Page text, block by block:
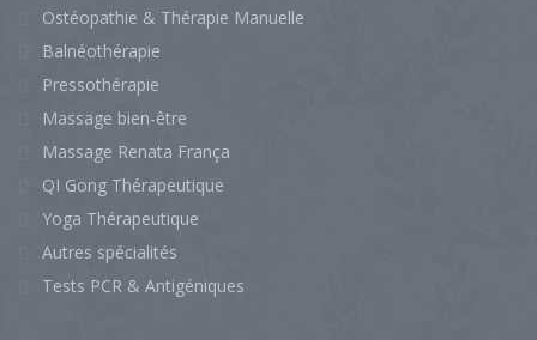
Ostéopathie & Thérapie Manuelle
Balnéothérapie
Pressothérapie
Massage bien-être
Massage Renata França
QI Gong Thérapeutique
Yoga Thérapeutique
Autres spécialités
Tests PCR & Antigéniques